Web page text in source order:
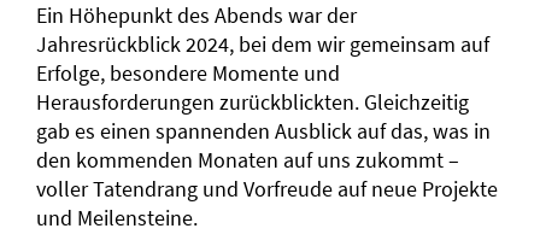
Ein Höhepunkt des Abends war der
Jahresrückblick 2024, bei dem wir gemeinsam auf
Erfolge, besondere Momente und
Herausforderungen zurückblickten. Gleichzeitig
gab es einen spannenden Ausblick auf das, was in
den kommenden Monaten auf uns zukommt –
voller Tatendrang und Vorfreude auf neue Projekte
und Meilensteine.